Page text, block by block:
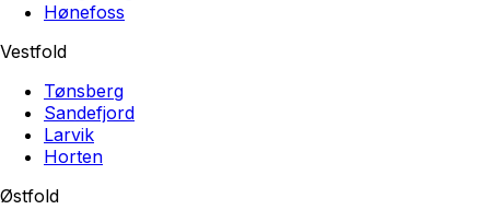
Hønefoss
Vestfold
Tønsberg
Sandefjord
Larvik
Horten
Østfold